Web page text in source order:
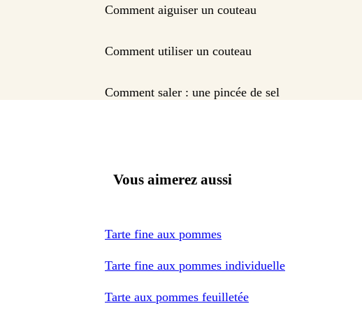
Comment aiguiser un couteau
Comment utiliser un couteau
Comment saler : une pincée de sel
Vous aimerez aussi
Tarte fine aux pommes
Tarte fine aux pommes individuelle
Tarte aux pommes feuilletée